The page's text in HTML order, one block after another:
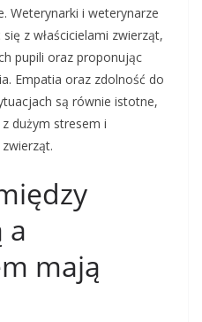
Weterynarki i weterynarze
z właścicielami zwierząt,
pupili oraz proponując
Empatia oraz zdolność do
są równie istotne,
dużym stresem i
a
mają